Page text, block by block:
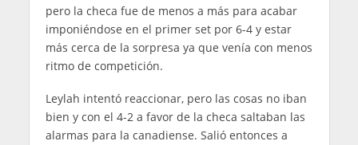
pero la checa fue de menos a más para acabar
imponiéndose en el primer set por 6-4 y estar
más cerca de la sorpresa ya que venía con menos
ritmo de competición.
Leylah intentó reaccionar, pero las cosas no iban
bien y con el 4-2 a favor de la checa saltaban las
alarmas para la canadiense. Salió entonces a